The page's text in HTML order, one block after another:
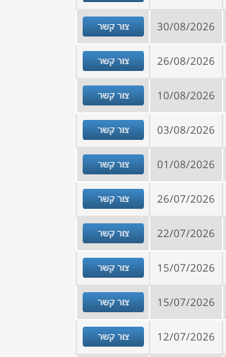
30/08/2026 צור קשר
26/08/2026 צור קשר
10/08/2026 צור קשר
03/08/2026 צור קשר
01/08/2026 צור קשר
26/07/2026 צור קשר
22/07/2026 צור קשר
15/07/2026 צור קשר
15/07/2026 צור קשר
12/07/2026 צור קשר